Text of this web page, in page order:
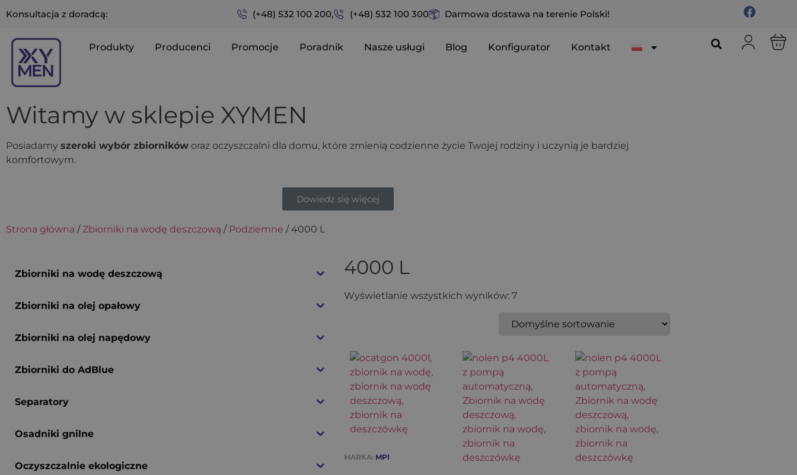
Konsultacja z doradcą: (+48) 532 100 200, (+48) 532 100 300 Darmowa dostawa na terenie Polski!
Produkty Producenci Promocje Poradnik Nasze usługi Blog Konfigurator Kontakt
Witamy w sklepie XYMEN
Posiadamy szeroki wybór zbiorników oraz oczyszczalni dla domu, które zmienią codzienne życie Twojej rodziny i uczynią je bardziej
komfortowym.
Dowiedz się więcej
Strona główna /Zbiorniki na wodę deszczową / Podziemne / 4000 L
Zbiorniki na wodę deszczową
Zbiorniki na olej opałowy
Zbiorniki na olej napędowy
Zbiorniki do AdBlue
Separatory
Osadniki gnilne
Oczyszczalnie ekologiczne
4000 L
Wyświetlanie wszystkich wyników: 7
MARKA: MPI